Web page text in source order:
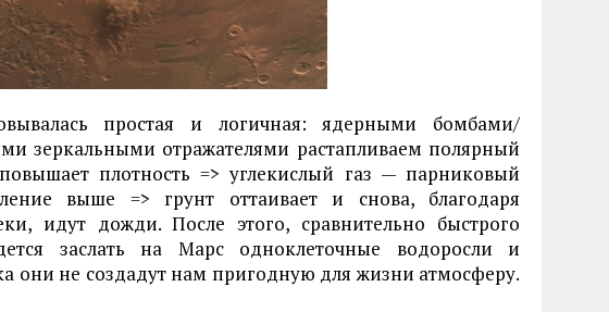
простая и логичная: ядерными бомбами/
зеркальными отражателями растапливаем полярный
плотность => углекислый газ — парниковый
выше => грунт оттаивает и снова, благодаря
идут дожди. После этого, сравнительно быстрого
заслать на Марс одноклеточные водоросли и
они не создадут нам пригодную для жизни атмосферу.